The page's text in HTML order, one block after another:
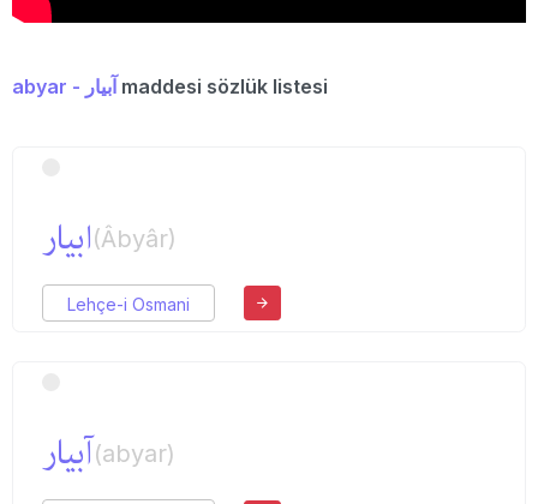
abyar - آبیار maddesi sözlük listesi
ابیار(Âbyâr)
Lehçe-i Osmani
آبیار(abyar)